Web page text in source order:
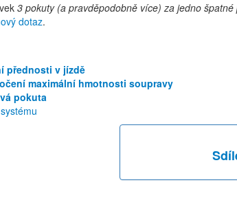
3 pokuty (a pravděpodobně více) za jedno
dotaz.
přednosti v jízdě
maximální hmotnosti soupravy
pokuta